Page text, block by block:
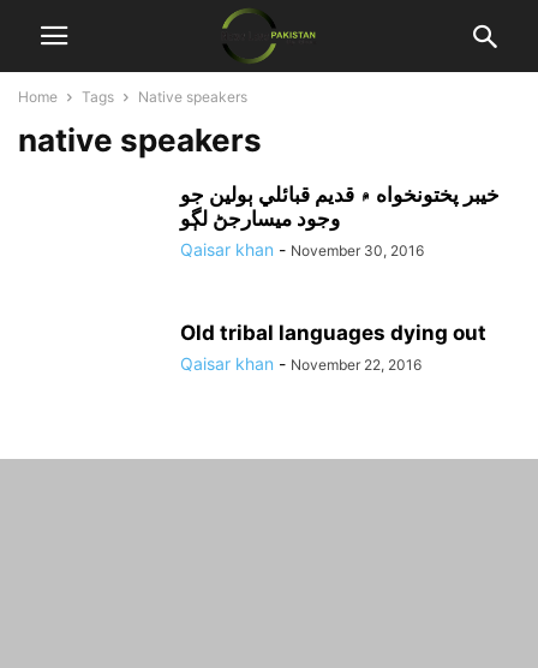
Home Tags Native speakers
native speakers
خيبر پختونخواه ۾ قديم قبائلي ٻولين جو
وجود ميسارجڻ لڳو
Qaisar khan - November 30, 2016
Old tribal languages dying out
Qaisar khan - November 22, 2016